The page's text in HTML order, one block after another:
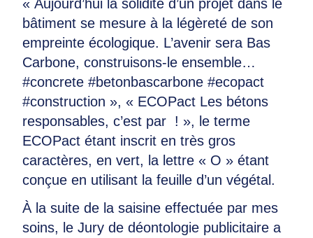
« Aujourd’hui la solidité d’un projet dans le
bâtiment se mesure à la légèreté de son
empreinte écologique. L’avenir sera Bas
Carbone, construisons-le ensemble…
#concrete #betonbascarbone #ecopact
#construction », « ECOPact Les bétons
responsables, c’est par ! », le terme
ECOPact étant inscrit en très gros
caractères, en vert, la lettre « O » étant
conçue en utilisant la feuille d’un végétal.
À la suite de la saisine effectuée par mes
soins, le Jury de déontologie publicitaire a